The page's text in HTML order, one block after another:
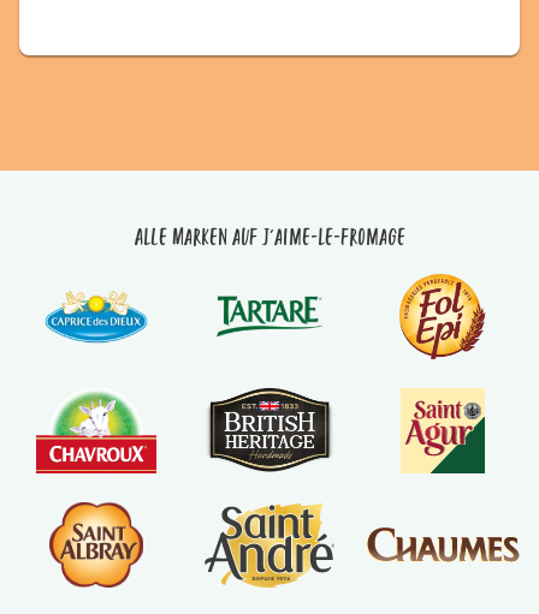
Alle Marken auf J'aime-le-fromage